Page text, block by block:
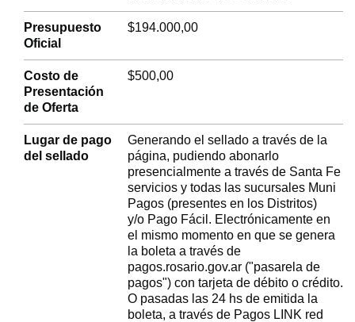
Presupuesto
Oficial
$194.000,00
Costo de
Presentación
de Oferta
$500,00
Lugar de pago
del sellado
Generando el sellado a través de la
página, pudiendo abonarlo
presencialmente a través de Santa Fe
servicios y todas las sucursales Muni
Pagos (presentes en los Distritos)
y/o Pago Fácil. Electrónicamente en
el mismo momento en que se genera
la boleta a través de
pagos.rosario.gov.ar ("pasarela de
pagos") con tarjeta de débito o crédito.
O pasadas las 24 hs de emitida la
boleta, a través de Pagos LINK red